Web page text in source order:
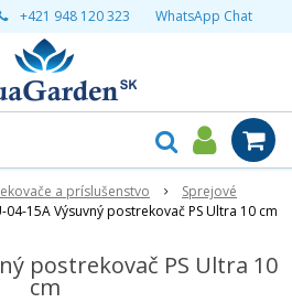
+421 948 120 323 WhatsApp Chat
a príslušenstvo
Sprejové
04-15A Výsuvný postrekovač PS Ultra 10 cm
postrekovač PS Ultra 10
cm